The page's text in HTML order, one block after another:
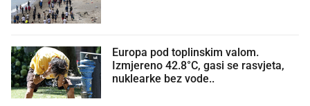
Europa pod toplinskim valom.
Izmjereno 42.8°C, gasi se rasvjeta,
nuklearke bez vode..